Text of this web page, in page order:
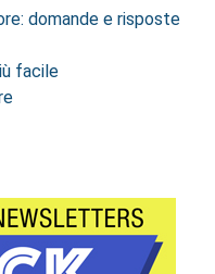
domande e risposte
facile